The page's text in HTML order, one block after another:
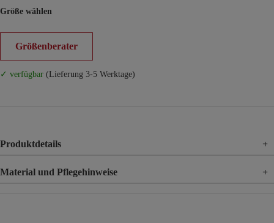
Größe wählen
Größenberater
✓ verfügbar (Lieferung 3-5 Werktage)
Produktdetails +
Material und Pflegehinweise +